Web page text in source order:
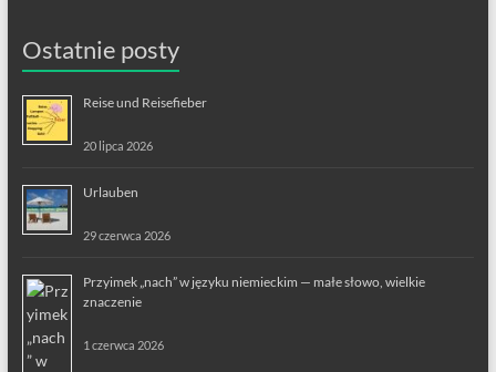
Ostatnie posty
Reise und Reisefieber
20 lipca 2026
Urlauben
29 czerwca 2026
Przyimek „nach” w języku niemieckim — małe słowo, wielkie
znaczenie
1 czerwca 2026